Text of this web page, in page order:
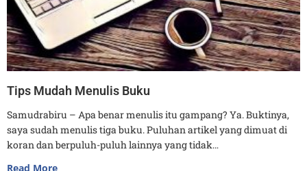
Tips Mudah Menulis Buku
Samudrabiru – Apa benar menulis itu gampang? Ya. Buktinya,
saya sudah menulis tiga buku. Puluhan artikel yang dimuat di
koran dan berpuluh-puluh lainnya yang tidak…
Read More